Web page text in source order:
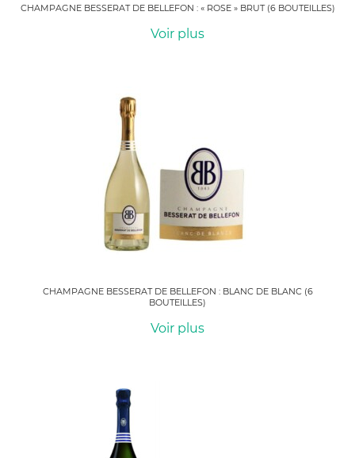
CHAMPAGNE BESSERAT DE BELLEFON : « ROSE » BRUT (6 BOUTEILLES)
Voir plus
CHAMPAGNE BESSERAT DE BELLEFON : BLANC DE BLANC (6
BOUTEILLES)
Voir plus